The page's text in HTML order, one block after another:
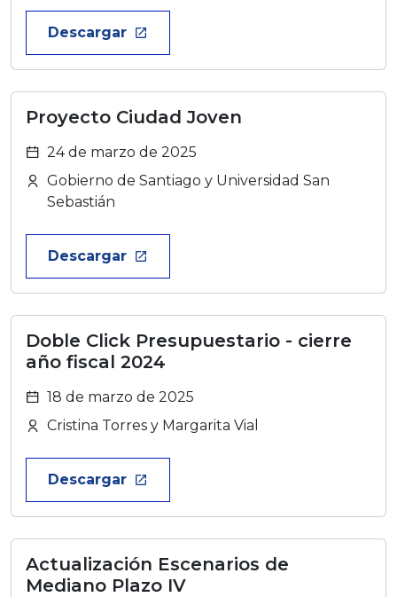
Descargar launch
Proyecto Ciudad Joven
24 de marzo de 2025
Gobierno de Santiago y Universidad San
Sebastián
Descargar launch
Doble Click Presupuestario - cierre
año fiscal 2024
18 de marzo de 2025
Cristina Torres y Margarita Vial
Descargar launch
Actualización Escenarios de
Mediano Plazo IV